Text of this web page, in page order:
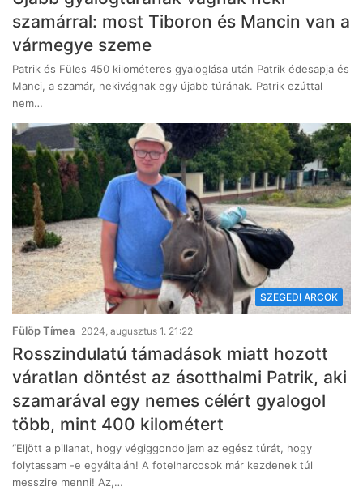
szamárral: most Tiboron és Mancin van a
vármegye szeme
Patrik és Füles 450 kilométeres gyaloglása után Patrik édesapja és
Manci, a szamár, nekivágnak egy újabb túrának. Patrik ezúttal
nem…
SZEGEDI ARCOK
Fülöp Tímea 2024, augusztus 1. 21:22
Rosszindulatú támadások miatt hozott
váratlan döntést az ásotthalmi Patrik, aki
szamarával egy nemes célért gyalogol
több, mint 400 kilométert
“Eljött a pillanat, hogy végiggondoljam az egész túrát, hogy
folytassam -e egyáltalán! A fotelharcosok már kezdenek túl
messzire menni! Az,…